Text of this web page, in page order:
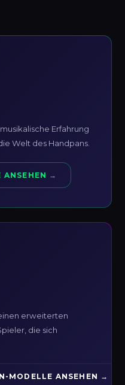
Erfahrung
Welt des Handpans.
ANSEHEN →
erweiterten
die sich
MODELLE ANSEHEN →